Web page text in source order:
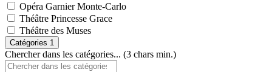
Opéra Garnier Monte-Carlo
Théâtre Princesse Grace
Théâtre des Muses
Catégories 1
Chercher dans les catégories... (3 chars min.)